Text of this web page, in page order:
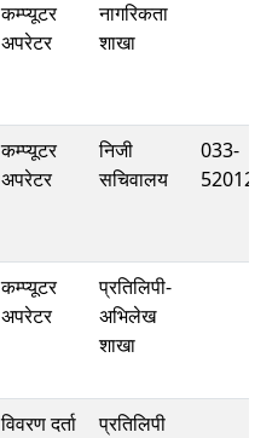
कम्प्यूटर
अपरेटर
नागरिकता
शाखा
कम्प्यूटर
अपरेटर
निजी
सचिवालय
033-
520121
कम्प्यूटर
अपरेटर
प्रतिलिपी-
अभिलेख
शाखा
विवरण दर्ता
प्रतिलिपी